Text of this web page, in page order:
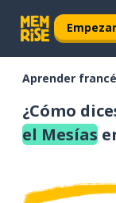
Aprender
¿Cómo
el Mesías